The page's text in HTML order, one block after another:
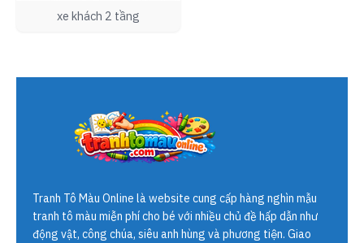
xe khách 2 tầng
Tranh Tô Màu Online là website cung cấp hàng nghìn mẫu
tranh tô màu miễn phí cho bé với nhiều chủ đề hấp dẫn như
động vật, công chúa, siêu anh hùng và phương tiện. Giao